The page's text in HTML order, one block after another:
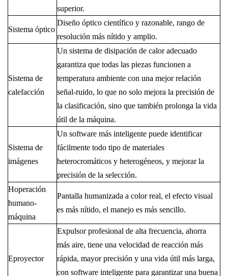
superior.
Sistema óptico
Diseño óptico científico y razonable, rango de
resolución más nítido y amplio.
Sistema de
calefacción
Un sistema de disipación de calor adecuado
garantiza que todas las piezas funcionen a
temperatura ambiente con una mejor relación
señal-ruido, lo que no solo mejora la precisión de
la clasificación, sino que también prolonga la vida
útil de la máquina.
Sistema de
imágenes
Un software más inteligente puede identificar
fácilmente todo tipo de materiales
heterocromáticos y heterogéneos, y mejorar la
precisión de la selección.
Hoperación
humano-
máquina
Pantalla humanizada a color real, el efecto visual
es más nítido, el manejo es más sencillo.
Eproyector
Expulsor profesional de alta frecuencia, ahorra
más aire, tiene una velocidad de reacción más
rápida, mayor precisión y una vida útil más larga,
con software inteligente para garantizar una buena